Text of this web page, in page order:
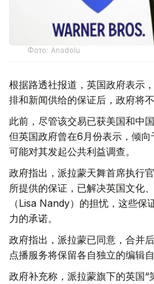
Фото: Аnadolu
根据路透社报道，英国政府表示
排和新闻供给的保证后，政府将
此前，尽管该交易已获美国和中
但英国政府曾在6月份表示，倾
可能对其发起公共利益调查。
政府指出，派拉蒙天舞首席执行
所提供的保证，已解决英国文化
（Lisa Nandy）的担忧，这些保
力的承诺。
政府指出，派拉蒙已同意，合并
点播服务将保留各自独立的编辑自
政府补充称，派拉蒙旗下的英国“